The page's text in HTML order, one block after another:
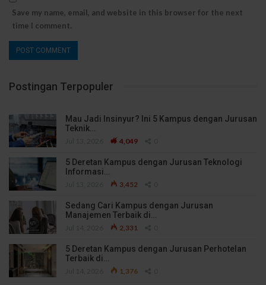
Save my name, email, and website in this browser for the next
time I comment.
Postingan Terpopuler
Mau Jadi Insinyur? Ini 5 Kampus dengan Jurusan
Teknik…
4,049
5 Deretan Kampus dengan Jurusan Teknologi
Informasi…
3,452
Sedang Cari Kampus dengan Jurusan
Manajemen Terbaik di…
2,331
5 Deretan Kampus dengan Jurusan Perhotelan
Terbaik di…
1,376